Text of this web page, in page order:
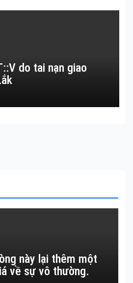
do tai nạn giao
này lại thêm một
về sự vô thường.